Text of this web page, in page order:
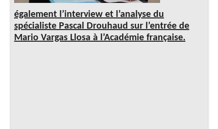
également l’interview et l’analyse du
spécialiste Pascal Drouhaud sur l’entrée de
Mario Vargas Llosa à l’Académie française.